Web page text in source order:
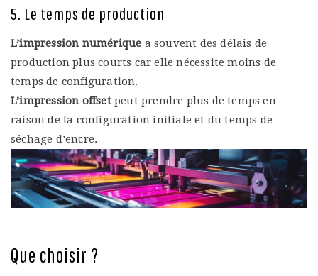
5. Le temps de production
L’impression numérique a souvent des délais de
production plus courts car elle nécessite moins de
temps de configuration.
L’impression offset peut prendre plus de temps en
raison de la configuration initiale et du temps de
séchage d’encre.
Que choisir ?